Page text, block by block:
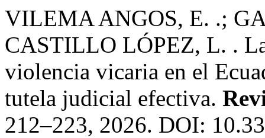
VILEMA ANGOS, E. .;
CASTILLO LÓPEZ, L. .
violencia vicaria en el
tutela judicial efectiva.
212–223, 2026. DOI: